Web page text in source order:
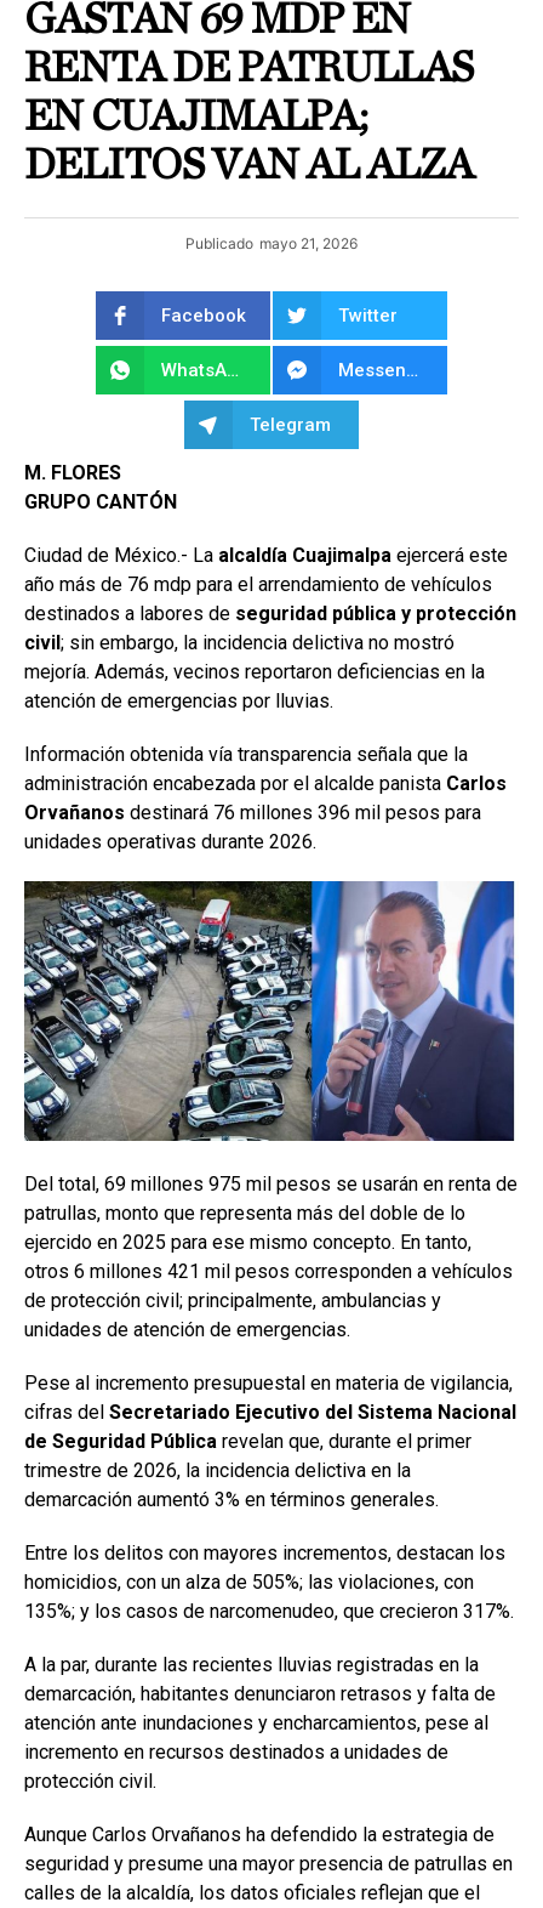
GASTAN 69 MDP EN
RENTA DE PATRULLAS
EN CUAJIMALPA;
DELITOS VAN AL ALZA
Publicado mayo 21, 2026
Facebook Twitter
WhatsApp Messenger
Telegram
M. FLORES
GRUPO CANTÓN
Ciudad de México.- La alcaldía Cuajimalpa ejercerá este
año más de 76 mdp para el arrendamiento de vehículos
destinados a labores de seguridad pública y protección
civil; sin embargo, la incidencia delictiva no mostró
mejoría. Además, vecinos reportaron deficiencias en la
atención de emergencias por lluvias.
Información obtenida vía transparencia señala que la
administración encabezada por el alcalde panista Carlos
Orvañanos destinará 76 millones 396 mil pesos para
unidades operativas durante 2026.
Del total, 69 millones 975 mil pesos se usarán en renta de
patrullas, monto que representa más del doble de lo
ejercido en 2025 para ese mismo concepto. En tanto,
otros 6 millones 421 mil pesos corresponden a vehículos
de protección civil; principalmente, ambulancias y
unidades de atención de emergencias.
Pese al incremento presupuestal en materia de vigilancia,
cifras del Secretariado Ejecutivo del Sistema Nacional
de Seguridad Pública revelan que, durante el primer
trimestre de 2026, la incidencia delictiva en la
demarcación aumentó 3% en términos generales.
Entre los delitos con mayores incrementos, destacan los
homicidios, con un alza de 505%; las violaciones, con
135%; y los casos de narcomenudeo, que crecieron 317%.
A la par, durante las recientes lluvias registradas en la
demarcación, habitantes denunciaron retrasos y falta de
atención ante inundaciones y encharcamientos, pese al
incremento en recursos destinados a unidades de
protección civil.
Aunque Carlos Orvañanos ha defendido la estrategia de
seguridad y presume una mayor presencia de patrullas en
calles de la alcaldía, los datos oficiales reflejan que el